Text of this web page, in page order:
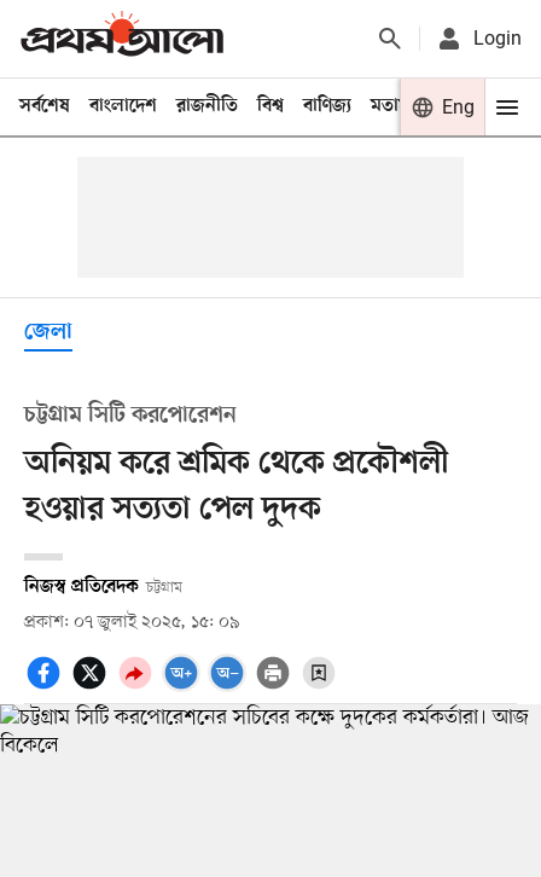
Login
সর্বশেষ বাংলাদেশ রাজনীতি বিশ্ব বাণিজ্য মতামত খেলা
Eng
জেলা
চট্টগ্রাম সিটি করপোরেশন
অনিয়ম করে শ্রমিক থেকে প্রকৌশলী
হওয়ার সত্যতা পেল দুদক
নিজস্ব প্রতিবেদক চট্টগ্রাম
প্রকাশ: ০৭ জুলাই ২০২৫, ১৫: ০৯